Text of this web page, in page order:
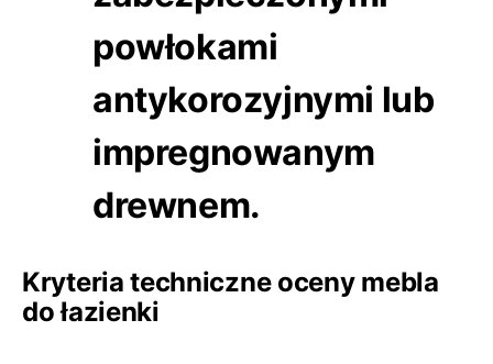
powłokami
antykorozyjnymi lub
impregnowanym
drewnem.
Kryteria techniczne oceny mebla
do łazienki